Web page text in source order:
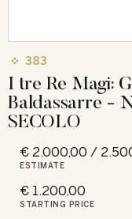
383
I tre Re Magi:
Baldassarre -
SECOLO
€ 2.000,00 /
ESTIMATE
€ 1.200,00
STARTING PRICE